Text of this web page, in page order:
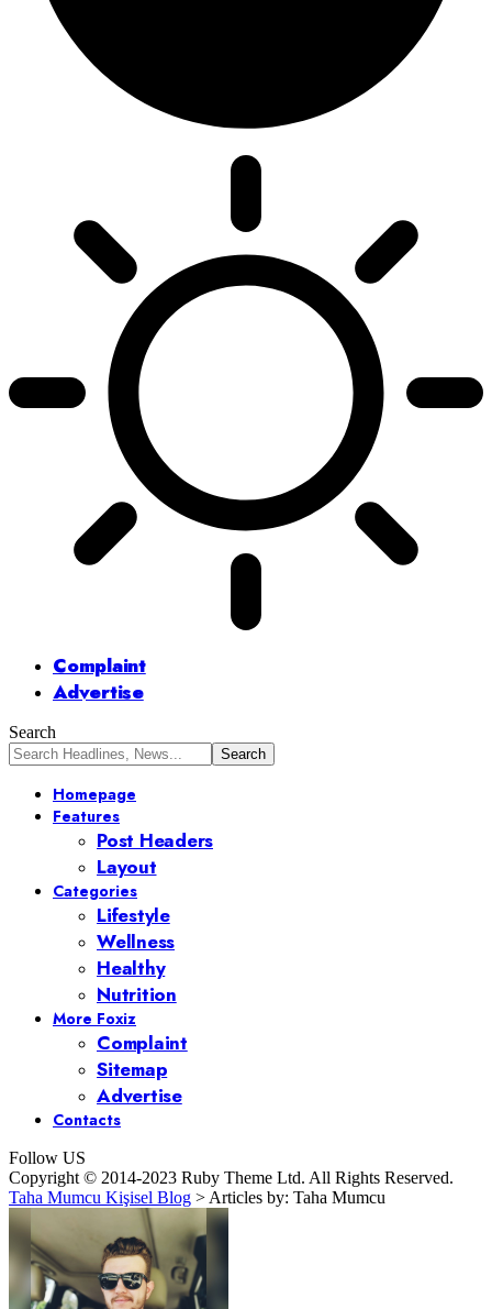
Complaint
Advertise
Search
Homepage
Features
Post Headers
Layout
Categories
Lifestyle
Wellness
Healthy
Nutrition
More Foxiz
Complaint
Sitemap
Advertise
Contacts
Follow US
Copyright © 2014-2023 Ruby Theme Ltd. All Rights Reserved.
Taha Mumcu Kişisel Blog > Articles by: Taha Mumcu